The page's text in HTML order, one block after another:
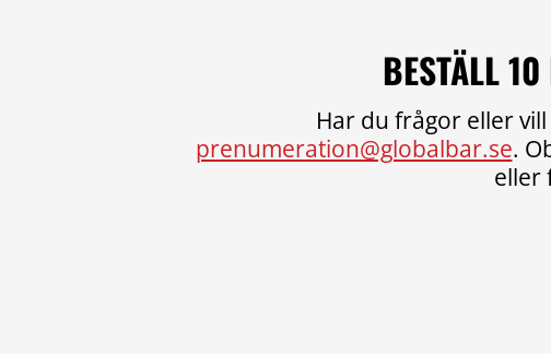
BESTÄLL
Har du frågor eller
prenumeration@globalbar.se.
eller